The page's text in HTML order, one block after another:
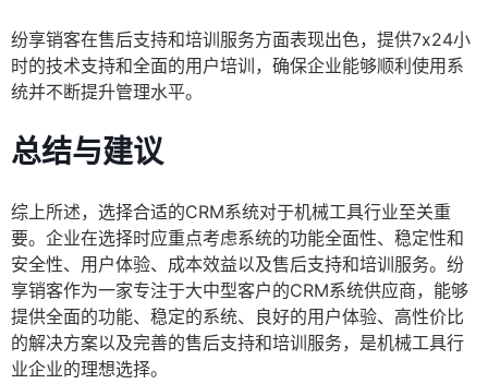
纷享销客在售后支持和培训服务方面表现出色，提供7x24小
时的技术支持和全面的用户培训，确保企业能够顺利使用系
统并不断提升管理水平。
总结与建议
综上所述，选择合适的CRM系统对于机械工具行业至关重
要。企业在选择时应重点考虑系统的功能全面性、稳定性和
安全性、用户体验、成本效益以及售后支持和培训服务。纷
享销客作为一家专注于大中型客户的CRM系统供应商，能够
提供全面的功能、稳定的系统、良好的用户体验、高性价比
的解决方案以及完善的售后支持和培训服务，是机械工具行
业企业的理想选择。